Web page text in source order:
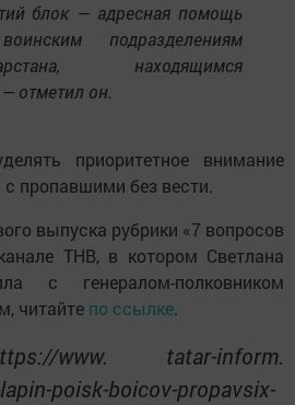
блок — адресная помощь
подразделениям
находящимся
отметил он.
приоритетное внимание
пропавшими без вести.
выпуска рубрики «7 вопросов
ТНВ, в котором Светлана
с генералом-полковником
читайте по ссылке.
www. tatar-inform.
poisk-boicov-propavsix-